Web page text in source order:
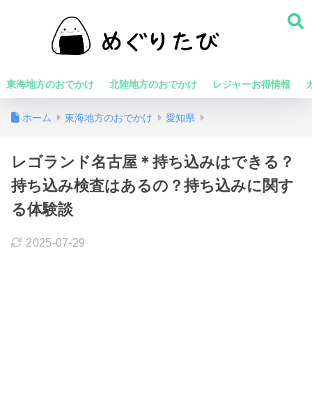
東海地方のおでかけ 北陸地方のおでかけ レジャーお得情報
ホーム 東海地方のおでかけ 愛知県
レゴランド名古屋＊持ち込みはできる？
持ち込み検査はあるの？持ち込みに関す
る体験談
2025-07-29